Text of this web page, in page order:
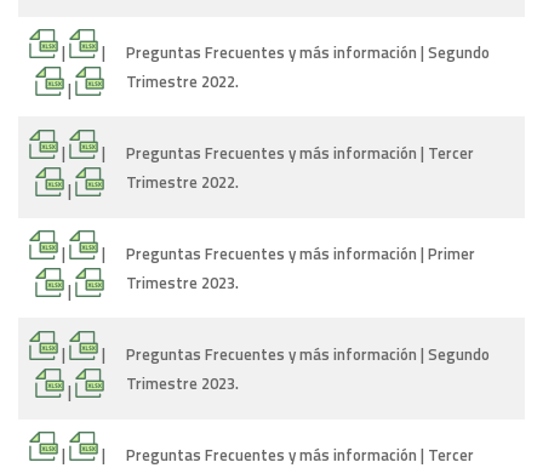
|
|
|
Preguntas Frecuentes y más información | Segundo
Trimestre 2022.
|
|
|
Preguntas Frecuentes y más información | Tercer
Trimestre 2022.
|
|
|
Preguntas Frecuentes y más información | Primer
Trimestre 2023.
|
|
|
Preguntas Frecuentes y más información | Segundo
Trimestre 2023.
|
|
Preguntas Frecuentes y más información | Tercer